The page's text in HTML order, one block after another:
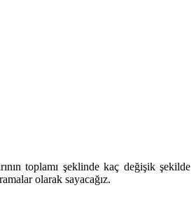
toplamı şeklinde kaç değişik şekilde
olarak sayacağız.